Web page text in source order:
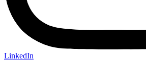
LinkedIn